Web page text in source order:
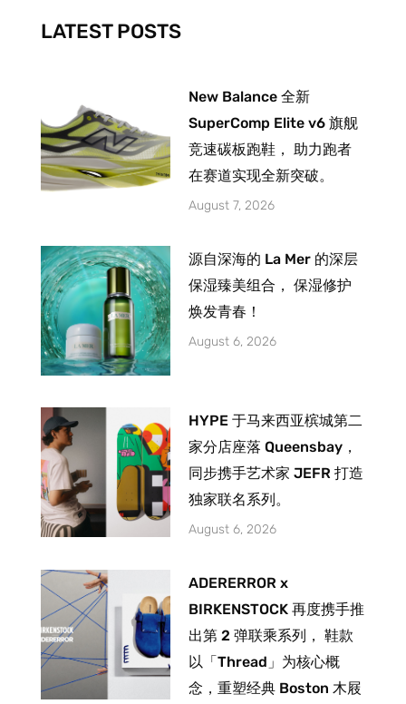
-
f
m
LATEST POSTS
New Balance 全新
SuperComp Elite v6 旗舰
竞速碳板跑鞋， 助力跑者
在赛道实现全新突破。
August 7, 2026
源自深海的 La Mer 的深层
保湿臻美组合， 保湿修护
焕发青春！
August 6, 2026
HYPE 于马来西亚槟城第二
家分店座落 Queensbay，
同步携手艺术家 JEFR 打造
独家联名系列。
August 6, 2026
ADERERROR x
BIRKENSTOCK 再度携手推
出第 2 弹联乘系列， 鞋款
以「Thread」为核心概
念，重塑经典 Boston 木屐